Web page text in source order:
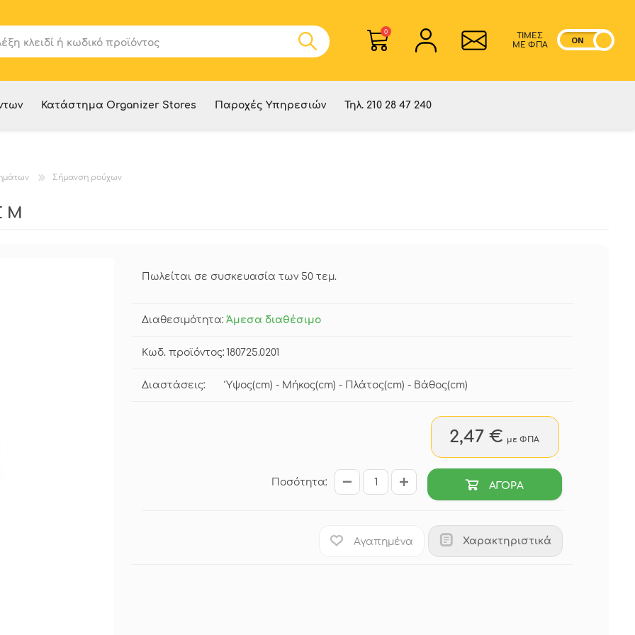
0
ΤΙΜΕΣ
ME ΦΠΑ
ON
Κατάστημα Organizer Stores Παροχές Υπηρεσιών Τηλ. 210 28 47 240
Σήμανση ρούχων
M
Πωλείται σε συσκευασία των 50 τεμ.
Διαθεσιμότητα: Άμεσα διαθέσιμο
Κωδ. προϊόντος: 180725.0201
Διαστάσεις: Ύψος(cm) - Μήκος(cm) - Πλάτος(cm) - Βάθος(cm)
2,47 € με ΦΠΑ
Ποσότητα: ΑΓΟΡΑ
Αγαπημένα Χαρακτηριστικά